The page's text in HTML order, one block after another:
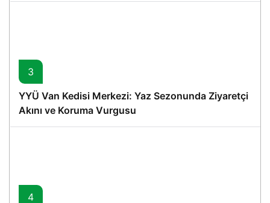
3
YYÜ Van Kedisi Merkezi: Yaz Sezonunda Ziyaretçi
Akını ve Koruma Vurgusu
4